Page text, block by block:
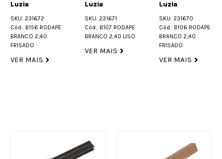
SKU: 231671
Cód.: B107 RODAPE
BRANCO 2,40 LISO
SKU: 231670
Cód.: B106 RODAPE
BRANCO 2,40
com
altura
Luzia
Cód.: B77